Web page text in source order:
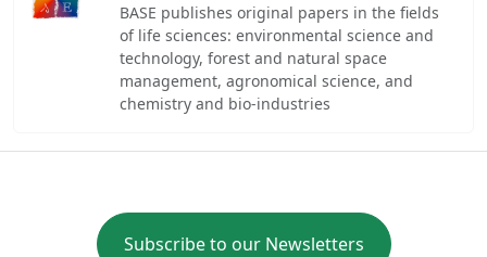
BASE publishes original papers in the fields
of life sciences: environmental science and
technology, forest and natural space
management, agronomical science, and
chemistry and bio-industries
Subscribe to our Newsletters